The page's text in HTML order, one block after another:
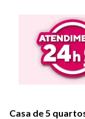
Casa de 5